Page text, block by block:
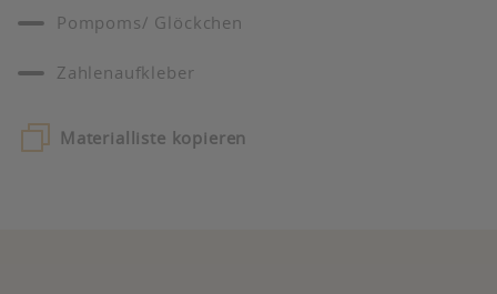
Pompoms/ Glöckchen
Zahlenaufkleber
Materialliste kopieren